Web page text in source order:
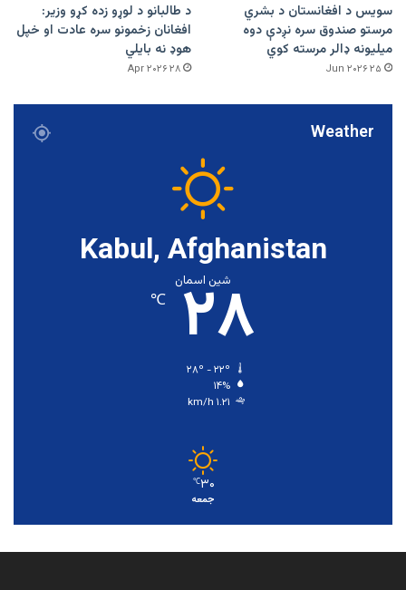
سویس د افغانستان د بشري
مرستو صندوق سره نږدې دوه
میلیونه ډالر مرسته کوي
۲۵ Jun ۲۰۲۶
د طالبانو د لوړو زده کړو وزیر:
افغانان زخمونو سره عادت او خپل
هوډ نه بایلي
۲۸ Apr ۲۰۲۶
Weather
Kabul, Afghanistan
شین اسمان
۲۸ ℃
۱۴%
۱.۲۱ km/h
۳۰℃
جمعه